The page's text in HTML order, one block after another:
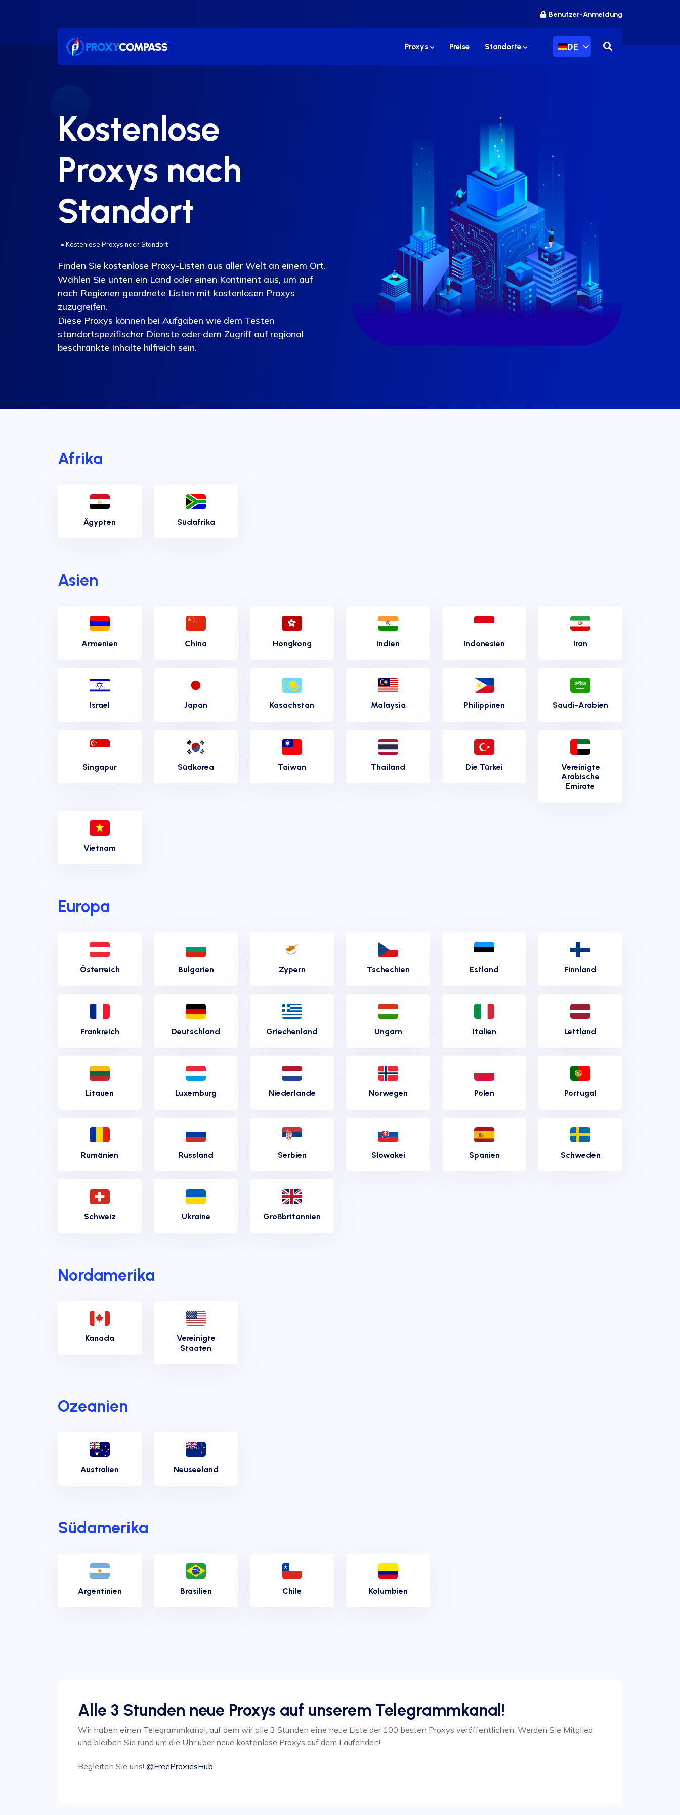
Benutzer-Anmeldung
Proxys Preise Standorte DE
Kostenlose
Proxys nach
Standort
• Kostenlose Proxys nach Standort
Finden Sie kostenlose Proxy-Listen aus aller Welt an einem Ort.
Wählen Sie unten ein Land oder einen Kontinent aus, um auf
nach Regionen geordnete Listen mit kostenlosen Proxys
zuzugreifen.
Diese Proxys können bei Aufgaben wie dem Testen
standortspezifischer Dienste oder dem Zugriff auf regional
beschränkte Inhalte hilfreich sein.
Afrika
Ägypten Südafrika
Asien
Armenien China Hongkong Indien Indonesien Iran
Israel Japan Kasachstan Malaysia Philippinen Saudi-Arabien
Singapur Südkorea Taiwan Thailand Die Türkei
Vereinigte
Arabische
Emirate
Vietnam
Europa
Österreich Bulgarien Zypern Tschechien Estland Finnland
Frankreich Deutschland Griechenland Ungarn Italien Lettland
Litauen Luxemburg Niederlande Norwegen Polen Portugal
Rumänien Russland Serbien Slowakei Spanien Schweden
Schweiz Ukraine Großbritannien
Nordamerika
Kanada
Vereinigte
Staaten
Ozeanien
Australien Neuseeland
Südamerika
Argentinien Brasilien Chile Kolumbien
Alle 3 Stunden neue Proxys auf unserem Telegrammkanal!
Wir haben einen Telegrammkanal, auf dem wir alle 3 Stunden eine neue Liste der 100 besten Proxys veröffentlichen. Werden Sie Mitglied
und bleiben Sie rund um die Uhr über neue kostenlose Proxys auf dem Laufenden!
Begleiten Sie uns! @FreeProxiesHub